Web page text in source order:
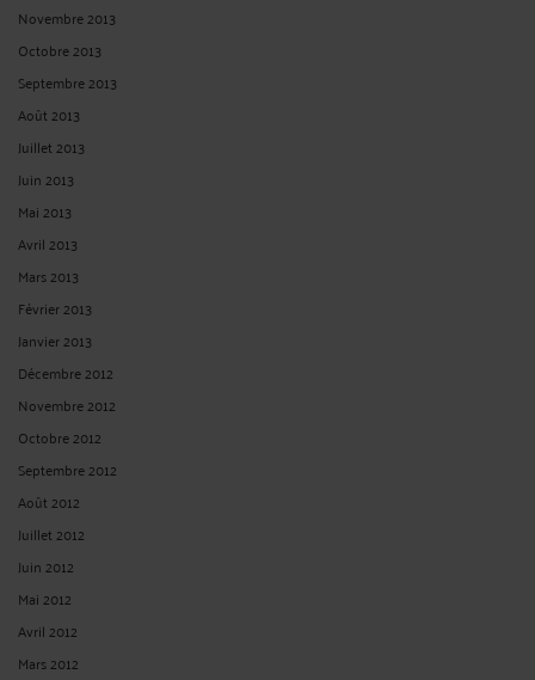
Novembre 2013
Octobre 2013
Septembre 2013
Août 2013
Juillet 2013
Juin 2013
Mai 2013
Avril 2013
Mars 2013
Février 2013
Janvier 2013
Décembre 2012
Novembre 2012
Octobre 2012
Septembre 2012
Août 2012
Juillet 2012
Juin 2012
Mai 2012
Avril 2012
Mars 2012